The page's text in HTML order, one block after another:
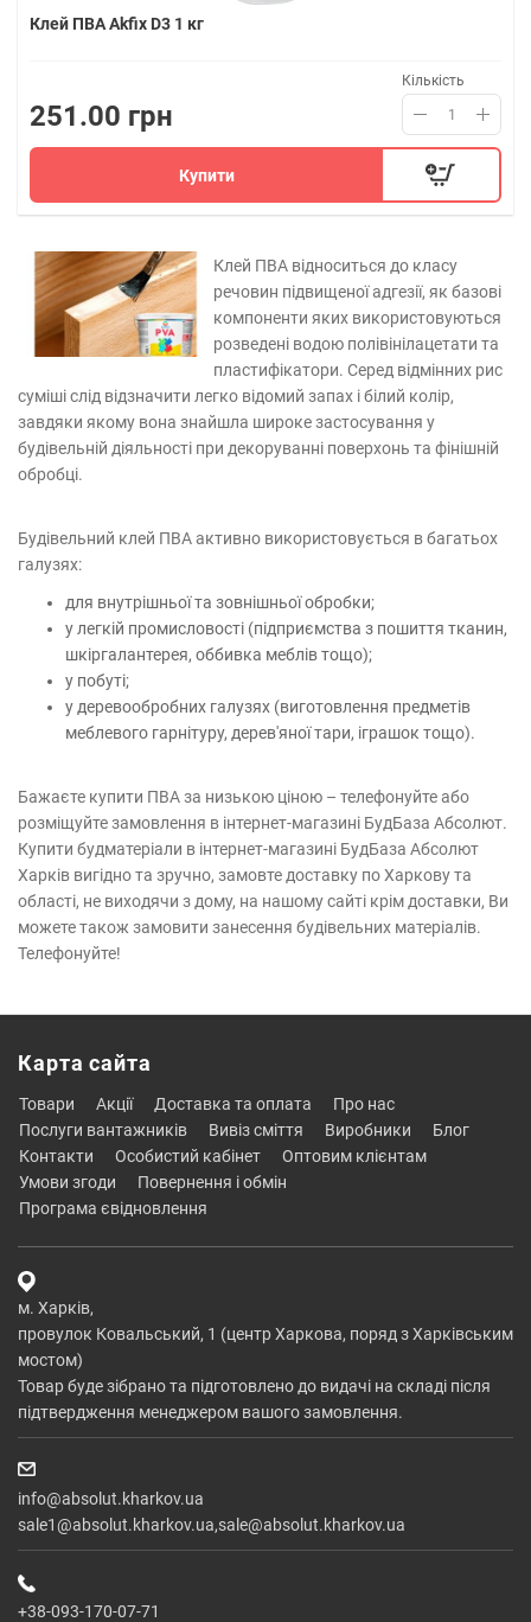
Клей ПВА Akfix D3 1 кг
251.00 грн
Кількість
Купити
Клей ПВА відноситься до класу
речовин підвищеної адгезії, як базові
компоненти яких використовуються
розведені водою полівінілацетати та
пластифікатори. Серед відмінних рис
суміші слід відзначити легко відомий запах і білий колір,
завдяки якому вона знайшла широке застосування у
будівельній діяльності при декоруванні поверхонь та фінішній
обробці.
Будівельний клей ПВА активно використовується в багатьох
галузях:
для внутрішньої та зовнішньої обробки;
у легкій промисловості (підприємства з пошиття тканин,
шкіргалантерея, оббивка меблів тощо);
у побуті;
у деревообробних галузях (виготовлення предметів
меблевого гарнітуру, дерев'яної тари, іграшок тощо).
Бажаєте купити ПВА за низькою ціною – телефонуйте або
розміщуйте замовлення в інтернет-магазині БудБаза Абсолют.
Купити будматеріали в інтернет-магазині БудБаза Абсолют
Харків вигідно та зручно, замовте доставку по Харкову та
області, не виходячи з дому, на нашому сайті крім доставки, Ви
можете також замовити занесення будівельних матеріалів.
Телефонуйте!
Карта сайта
товари акції доставка та оплата
про нас
послуги вантажників
вивіз сміття виробники
блог
контакти
особистий кабінет
оптовим клієнтам
умови згоди
повернення і обмін
програма євідновлення
м. Харків,
провулок Ковальський, 1 (центр Харкова, поряд з Харківським
мостом)
Товар буде зібрано та підготовлено до видачі на складі після
підтвердження менеджером вашого замовлення.
info@absolut.kharkov.ua
sale1@absolut.kharkov.ua,sale@absolut.kharkov.ua
+38-093-170-07-71